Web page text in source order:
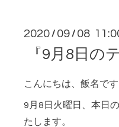
2020 / 09 / 08
『9月8日の
こんにちは、飯名です
9月8日火曜日、本日
たします。